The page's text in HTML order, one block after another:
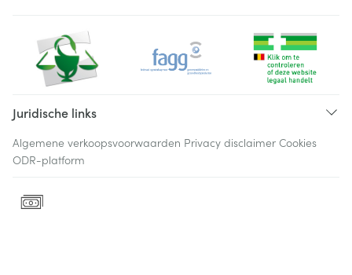
Juridische links
Algemene verkoopsvoorwaarden Privacy disclaimer Cookies
ODR-platform